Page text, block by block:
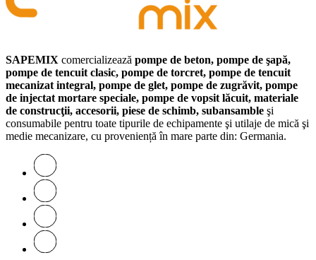
SAPEMIX comercializează pompe de beton, pompe de şapă,
pompe de tencuit clasic, pompe de torcret, pompe de tencuit
mecanizat integral, pompe de glet, pompe de zugrăvit, pompe
de injectat mortare speciale, pompe de vopsit lăcuit, materiale
de construcţii, accesorii, piese de schimb, subansamble şi
consumabile pentru toate tipurile de echipamente şi utilaje de mică şi
medie mecanizare, cu proveniență în mare parte din: Germania.